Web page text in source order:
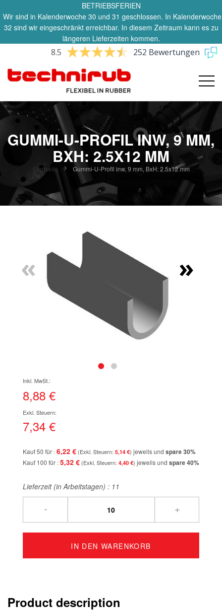
BETRIEBSFERIEN
Wir sind in Kalenderwoche 30 und 31 geschlossen. In Kalenderwoche
32 sind wir eingeschränkt erreichbar. In diesem Zeitraum kann es zu
längeren Lieferzeiten kommen.
8.5 252 Bewertungen
GUMMI-U-PROFIL INW, 9 MM,
BXH: 2.5X12 MM
Startseite Gummi-U-Profil inw, 9 mm, BxH: 2.5x12 mm
springen
« »
der
Bildgalerie
8,88 €
7,34 €
Kauf 50 für 6,22 € 5,14 € jeweils und spare30%
Kauf 100 für 5,32 € 4,40 € jeweils und spare40%
Lieferzeit (in Arbeitstagen) : 11
- +
IN DEN WARENKORB
Product description